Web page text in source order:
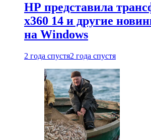
HP представила
x360 14 и другие
на Windows
2 года спустя2 года спустя